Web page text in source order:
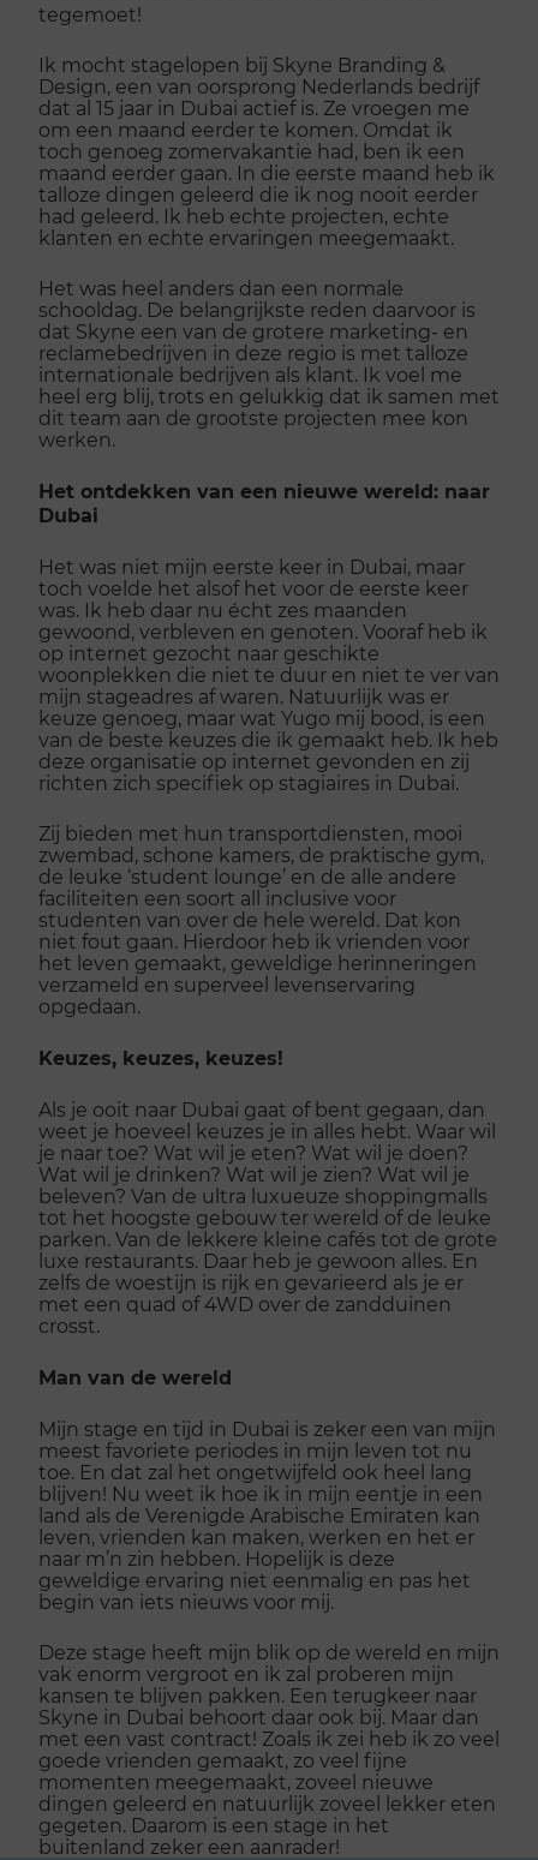
tegemoet!
Ik mocht stagelopen bij Skyne Branding &
Design, een van oorsprong Nederlands bedrijf
dat al 15 jaar in Dubai actief is. Ze vroegen me
om een maand eerder te komen. Omdat ik
toch genoeg zomervakantie had, ben ik een
maand eerder gaan. In die eerste maand heb ik
talloze dingen geleerd die ik nog nooit eerder
had geleerd. Ik heb echte projecten, echte
klanten en echte ervaringen meegemaakt.
Het was heel anders dan een normale
schooldag. De belangrijkste reden daarvoor is
dat Skyne een van de grotere marketing- en
reclamebedrijven in deze regio is met talloze
internationale bedrijven als klant. Ik voel me
heel erg blij, trots en gelukkig dat ik samen met
dit team aan de grootste projecten mee kon
werken.
Het ontdekken van een nieuwe wereld: naar
Dubai
Het was niet mijn eerste keer in Dubai, maar
toch voelde het alsof het voor de eerste keer
was. Ik heb daar nu écht zes maanden
gewoond, verbleven en genoten. Vooraf heb ik
op internet gezocht naar geschikte
woonplekken die niet te duur en niet te ver van
mijn stageadres af waren. Natuurlijk was er
keuze genoeg, maar wat Yugo mij bood, is een
van de beste keuzes die ik gemaakt heb. Ik heb
deze organisatie op internet gevonden en zij
richten zich specifiek op stagiaires in Dubai.
Zij bieden met hun transportdiensten, mooi
zwembad, schone kamers, de praktische gym,
de leuke ‘student lounge’ en de alle andere
faciliteiten een soort all inclusive voor
studenten van over de hele wereld. Dat kon
niet fout gaan. Hierdoor heb ik vrienden voor
het leven gemaakt, geweldige herinneringen
verzameld en superveel levenservaring
opgedaan.
Keuzes, keuzes, keuzes!
Als je ooit naar Dubai gaat of bent gegaan, dan
weet je hoeveel keuzes je in alles hebt. Waar wil
je naar toe? Wat wil je eten? Wat wil je doen?
Wat wil je drinken? Wat wil je zien? Wat wil je
beleven? Van de ultra luxueuze shoppingmalls
tot het hoogste gebouw ter wereld of de leuke
parken. Van de lekkere kleine cafés tot de grote
luxe restaurants. Daar heb je gewoon alles. En
zelfs de woestijn is rijk en gevarieerd als je er
met een quad of 4WD over de zandduinen
crosst.
Man van de wereld
Mijn stage en tijd in Dubai is zeker een van mijn
meest favoriete periodes in mijn leven tot nu
toe. En dat zal het ongetwijfeld ook heel lang
blijven! Nu weet ik hoe ik in mijn eentje in een
land als de Verenigde Arabische Emiraten kan
leven, vrienden kan maken, werken en het er
naar m’n zin hebben. Hopelijk is deze
geweldige ervaring niet eenmalig en pas het
begin van iets nieuws voor mij.
Deze stage heeft mijn blik op de wereld en mijn
vak enorm vergroot en ik zal proberen mijn
kansen te blijven pakken. Een terugkeer naar
Skyne in Dubai behoort daar ook bij. Maar dan
met een vast contract! Zoals ik zei heb ik zo veel
goede vrienden gemaakt, zo veel fijne
momenten meegemaakt, zoveel nieuwe
dingen geleerd en natuurlijk zoveel lekker eten
gegeten. Daarom is een stage in het
buitenland zeker een aanrader!